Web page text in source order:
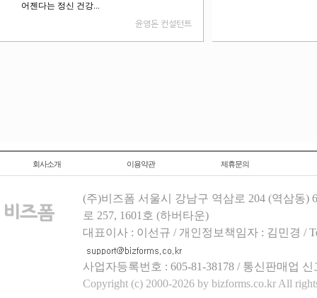
어젠다는 정신 건강...
윤영돈 컨설턴트
회사소개 이용약관 제휴문의
(주)비즈폼 서울시 강남구 역삼로 204 (역삼동)
로 257, 1601호 (하버타운)
대표이사 : 이선규 / 개인정보책임자 : 김민경 /
사업자등록번호 : 605-81-38178 / 통신판매업
Copyright (c) 2000-2026 by bizforms.co.kr All